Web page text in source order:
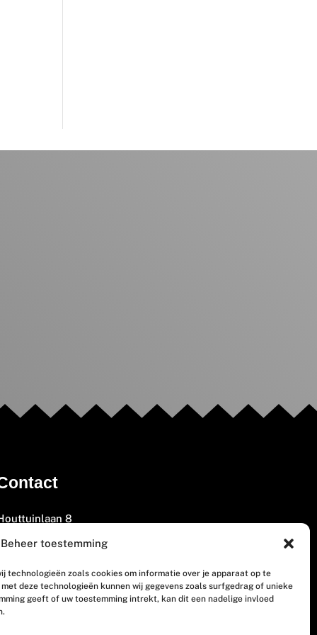
Beheer toestemming
technologieën zoals cookies om informatie over je apparaat op te
deze technologieën kunnen wij gegevens zoals surfgedrag of unieke
geeft of uw toestemming intrekt, kan dit een nadelige invloed
8
3447 GM Woerden
(0348) 405 200
disclaimer en copyright